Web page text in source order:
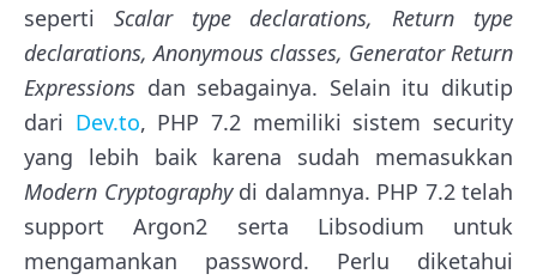
seperti Scalar type declarations, Return type
declarations, Anonymous classes, Generator Return
Expressions dan sebagainya. Selain itu dikutip
dari Dev.to, PHP 7.2 memiliki sistem security
yang lebih baik karena sudah memasukkan
Modern Cryptographydi dalamnya. PHP 7.2 telah
support Argon2 serta Libsodium untuk
mengamankan password. Perlu diketahui